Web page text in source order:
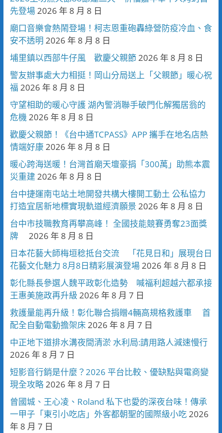
先登場2026 年 8 月 8 日
廟口音樂會熱鬧登場！柯志恩重砲轟綠營防疫冷血、食
安不透明 2026 年 8 月 8 日
埔里鎮以西部牛仔風 歡慶父親節2026 年 8 月 8 日
警友辦事處大力相挺！岡山分局送上「父親節」暖心祝
福 2026 年 8 月 8 日
守望相助的暖心守護 湖內警消聯手破門化解獨居翁的
危機2026 年 8 月 8 日
歡慶父親節！《台中通TCPASS》APP 攜手在地名店熱
情端好康2026 年 8 月 8 日
暖心跨海送暖！台灣首廟天壇豪捐「300萬」助熊本震
災重建 2026 年 8 月 8 日
台中捷運南屯站土地開發共構大樓開工動土 公私協力
打造宜居新地標實現軌道經濟願景 2026 年 8 月 8 日
台中市技職教育再攀高峰！ 全國技能競賽勇奪23面獎
牌
2026 年 8 月 8 日
日本花藝大師梅垣稔抵台交流 「花見日和」展現台日
花藝文化魅力 8月8日精彩展演登場2026 年 8 月 8 日
彰化縣長參選人魏平政彰化造勢 喊福利超越六都承接
王惠美施政再升級 2026 年 8 月 7 日
救護量能再升級！彰化聯合捐贈4輛高規格救護車 首
配全自動電動擔架床2026 年 8 月 7 日
中正地下道排水溝夜間清淤 水利局:請用路人減速慢行
2026 年 8 月 7 日
短影音行銷是什麼？2026 平台比較、優缺點與電商變
現全攻略2026 年 8 月 7 日
曾國城、王心凌、Roland 私下也愛的深夜台味！傳承
一甲子「東引小吃店」外客都朝聖的國際級小吃2026
年 8 月 7 日